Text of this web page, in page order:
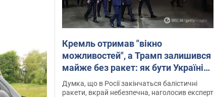
Кремль отримав "вікно
можливостей", а Трамп залишився
майже без ракет: як бути Україні?
Інтерв’ю з Мельником
Думка, що в Росії закінчаться балістичні
ракети, вкрай небезпечна, наголосив експерт